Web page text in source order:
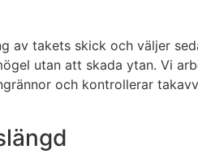
takets skick och väljer
utan att skada ytan. Vi
och kontrollerar